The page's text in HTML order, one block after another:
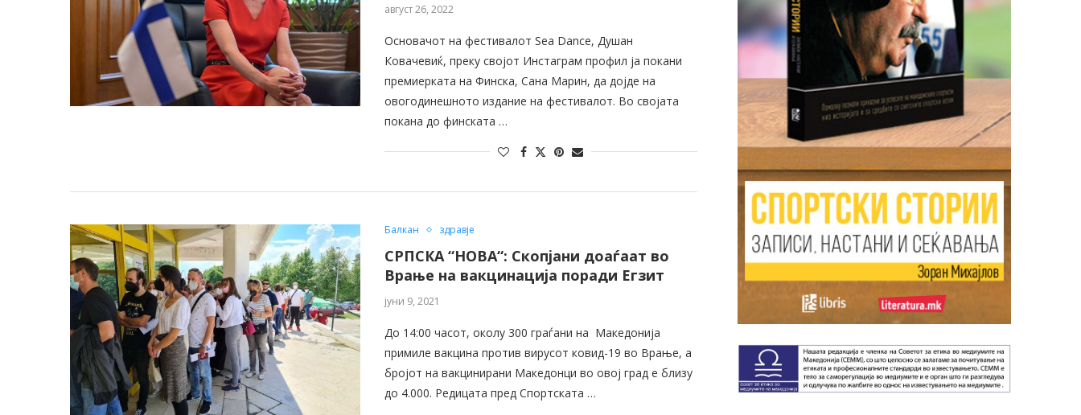
август 26, 2022
Основачот на фестивалот Sea Dance, Душан
Ковачевиќ, преку својот Инстаграм профил ја покани
премиерката на Финска, Сана Марин, да дојде на
овогодинешното издание на фестивалот. Во својата
покана до финската …
Балкан здравје
СРПСКА “НОВА“: Скопјани доaѓаат во
Врање на вакцинација поради Егзит
јуни 9, 2021
До 14:00 часот, околу 300 граѓани на Македонија
примиле вакцина против вирусот ковид-19 во Врање, а
бројот на вакцинирани Македонци во овој град е близу
до 4.000. Редицата пред Спортската …